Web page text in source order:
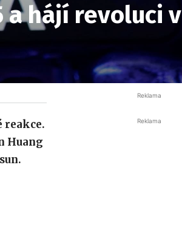
a hájí revoluci v
reakce.
Huang
Reklama
Reklama